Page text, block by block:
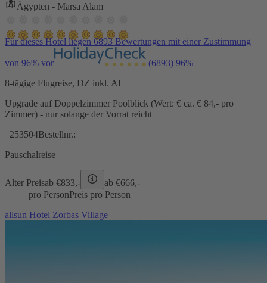
Ägypten - Marsa Alam
Für dieses Hotel liegen 6893 Bewertungen mit einer Zustimmung
von 96% vor (6893) 96%
8-tägige Flugreise, DZ inkl. AI
Upgrade auf Doppelzimmer Poolblick (Wert: € ca. € 84,- pro
Zimmer) - nur solange der Vorrat reicht
253504Bestellnr.:
Pauschalreise
Alter Preisab €833,- ab €666,-
pro PersonPreis pro Person
allsun Hotel Zorbas Village